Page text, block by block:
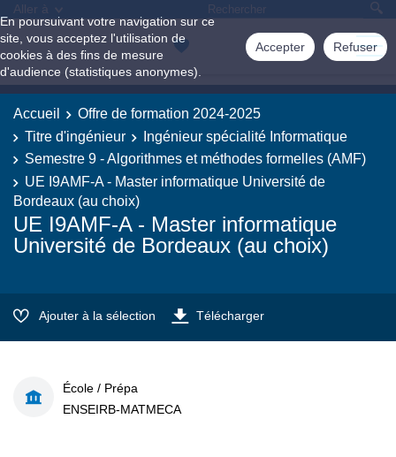
En poursuivant votre navigation sur ce
site, vous acceptez l'utilisation de
cookies à des fins de mesure
d'audience (statistiques anonymes).
Accepter Refuser
Aller à
Accueil
Offre de formation 2024-2025
Titre d'ingénieur
Ingénieur spécialité Informatique
Semestre 9 - Algorithmes et méthodes formelles (AMF)
UE I9AMF-A - Master informatique Université de
Bordeaux (au choix)
UE I9AMF-A - Master informatique
Université de Bordeaux (au choix)
Ajouter à la sélection Télécharger
École / Prépa
ENSEIRB-MATMECA